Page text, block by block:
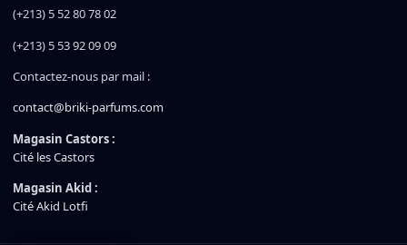
(+213) 5 52 80 78 02
(+213) 5 53 92 09 09
Contactez-nous par mail :
contact@briki-parfums.com
Magasin Castors :
Cité les Castors
Magasin Akid :
Cité Akid Lotfi